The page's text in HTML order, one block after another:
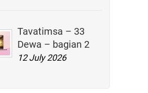
Tavatimsa – 33
Dewa – bagian 2
12 July 2026